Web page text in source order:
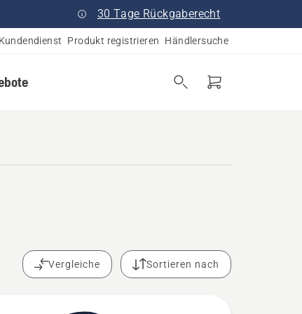
30 Tage Rückgaberecht
Kundendienst Produkt registrieren Händlersuche
Vergleiche Sortieren nach